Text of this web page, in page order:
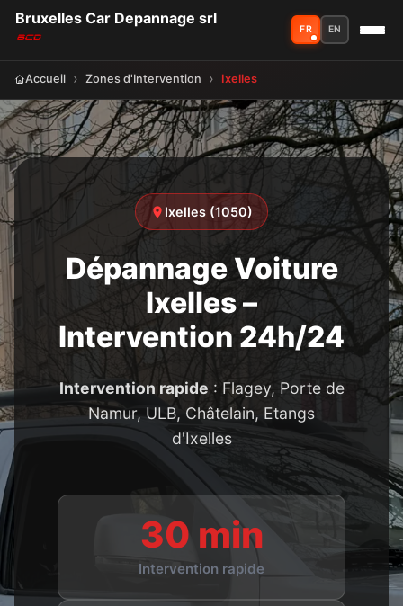
Bruxelles Car Depannage srl
FR EN
Accueil Zones d'Intervention Ixelles
Ixelles (1050)
Dépannage Voiture
Ixelles –
Intervention 24h/24
Intervention rapide : Flagey, Porte de
Namur, ULB, Châtelain, Etangs
d'Ixelles
30 min
Intervention rapide